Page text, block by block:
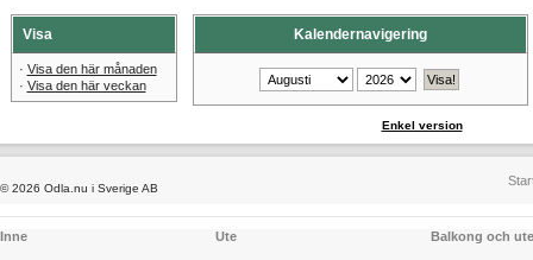
Visa
· Visa den här månaden
· Visa den här veckan
Kalendernavigering
Enkel version
© 2026 Odla.nu i Sverige AB
Inne Ute Balkong och